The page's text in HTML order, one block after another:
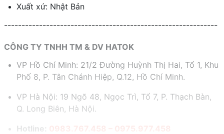
Xuất xứ: Nhật Bản
-------------------------------------------------------------
CÔNG TY TNHH TM & DV HATOK
VP Hồ Chí Minh: 21/2 Đường Huỳnh Thị Hai, Tổ 1, Khu
Phố 8, P. Tân Chánh Hiệp, Q.12, Hồ Chí Minh.
VP Hà Nội: 19 Ngõ 48, Ngọc Trì, Tổ 7, P. Thạch Bàn,
Q. Long Biên, Hà Nội.
Hotline: